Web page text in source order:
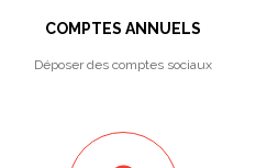
COMPTES ANNUELS
Déposer des comptes sociaux